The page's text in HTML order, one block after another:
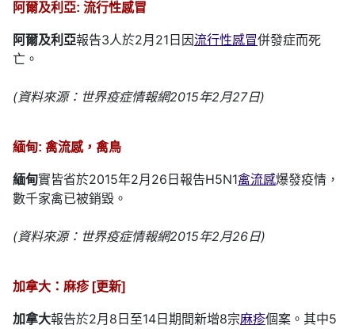
阿爾及利亞: 流行性感冒
阿爾及利亞報告3人於2月21日因流行性感冒併發症而死
亡。
(資料來源：世界疫症情報網2015年2月27日)
緬甸: 禽流感，禽鳥
緬甸實皆省於2015年2月26日報告H5N1禽流感爆發疫情，
數千家禽已被銷毀。
(資料來源：世界疫症情報網2015年2月26日)
加拿大：麻疹 [更新]
加拿大報告於2月8日至14日期間新增8宗麻疹個案。其中5